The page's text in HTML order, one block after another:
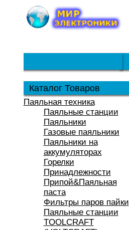
Каталог Товаров
Паяльная техника
Паяльные станции
Паяльники
Газовые паяльники
Паяльники на
аккумуляторах
Горелки
Принадлежности
Припой&Паяльная
паста
Фильтры паров пайки
Паяльные станции
TOOLCRAFT